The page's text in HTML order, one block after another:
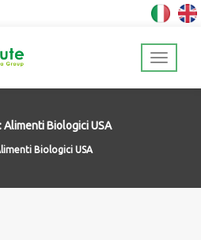
Alimenti Biologici USA
Biologici USA